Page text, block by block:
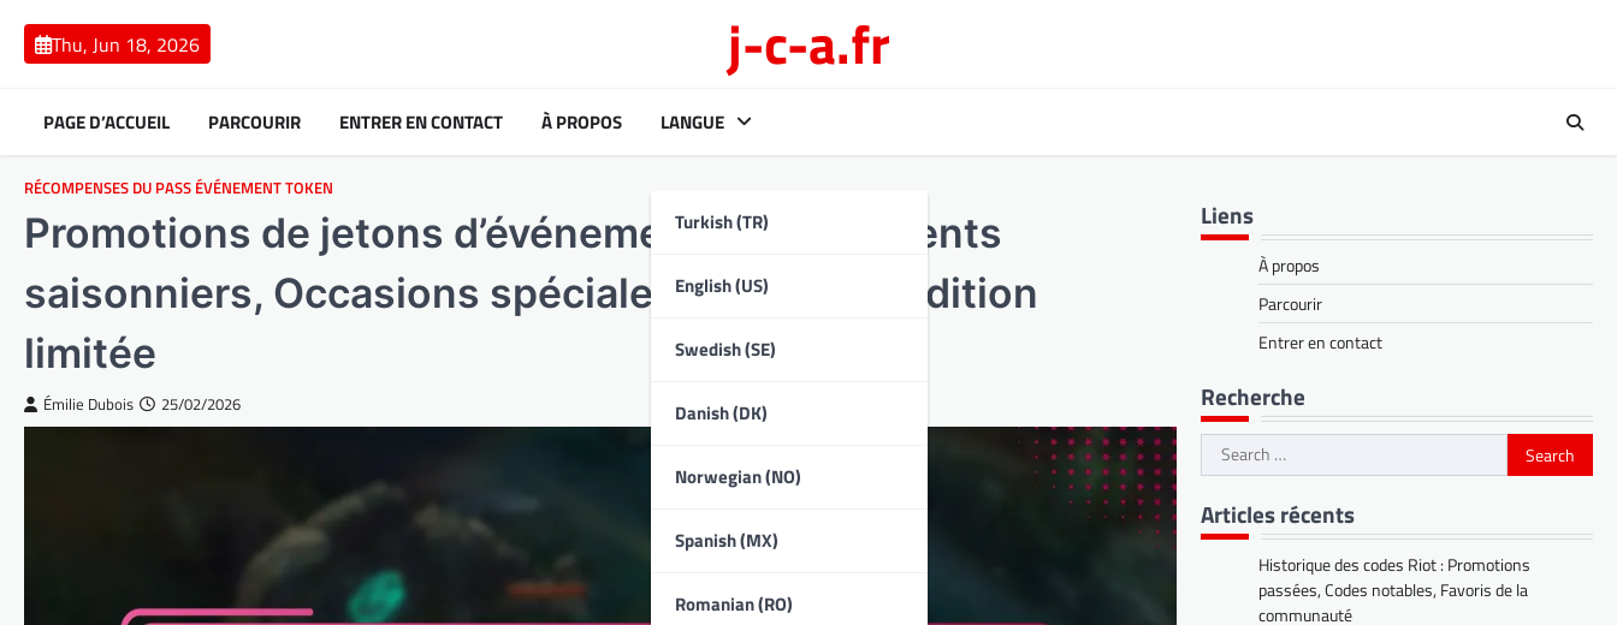
content
Thu, Jun 18, 2026 j-c-a.fr
PAGE D’ACCUEIL PARCOURIR ENTRER EN CONTACT À PROPOS LANGUE
Turkish (TR)
English (US)
Swedish (SE)
Danish (DK)
Norwegian (NO)
Spanish (MX)
Romanian (RO)
RÉCOMPENSES DU PASS ÉVÉNEMENT TOKEN
Promotions de jetons d’événements : Événements
saisonniers, Occasions spéciales, Jetons en édition
limitée
Émilie Dubois 25/02/2026
Liens
À propos
Parcourir
Entrer en contact
Recherche
Search
for:
Articles récents
Historique des codes Riot : Promotions
passées, Codes notables, Favoris de la
communauté